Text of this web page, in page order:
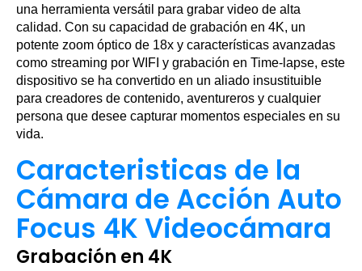
una herramienta versátil para grabar video de alta
calidad. Con su capacidad de grabación en 4K, un
potente zoom óptico de 18x y características avanzadas
como streaming por WIFI y grabación en Time-lapse, este
dispositivo se ha convertido en un aliado insustituible
para creadores de contenido, aventureros y cualquier
persona que desee capturar momentos especiales en su
vida.
Caracteristicas de la
Cámara de Acción Auto
Focus 4K Videocámara
Grabación en 4K